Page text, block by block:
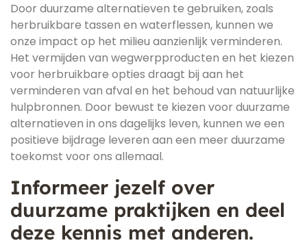
Door duurzame alternatieven te gebruiken, zoals
herbruikbare tassen en waterflessen, kunnen we
onze impact op het milieu aanzienlijk verminderen.
Het vermijden van wegwerpproducten en het kiezen
voor herbruikbare opties draagt bij aan het
verminderen van afval en het behoud van natuurlijke
hulpbronnen. Door bewust te kiezen voor duurzame
alternatieven in ons dagelijks leven, kunnen we een
positieve bijdrage leveren aan een meer duurzame
toekomst voor ons allemaal.
Informeer jezelf over
duurzame praktijken en deel
deze kennis met anderen.